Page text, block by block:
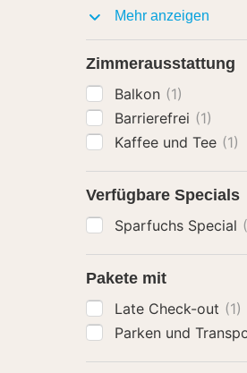
Mehr anzeigen
Zimmerausstattung
Balkon (1)
Barrierefrei (1)
Kaffee und Tee (1)
Verfügbare Specials
Sparfuchs Special
Pakete mit
Late Check-out (1)
Parken und